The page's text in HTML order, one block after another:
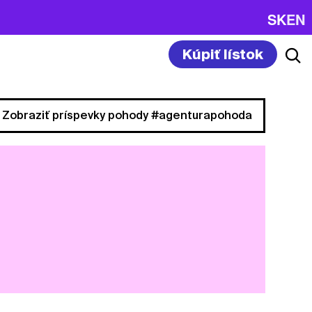
SKEN
Kúpiť lístok
Zobraziť príspevky pohody #agenturapohoda